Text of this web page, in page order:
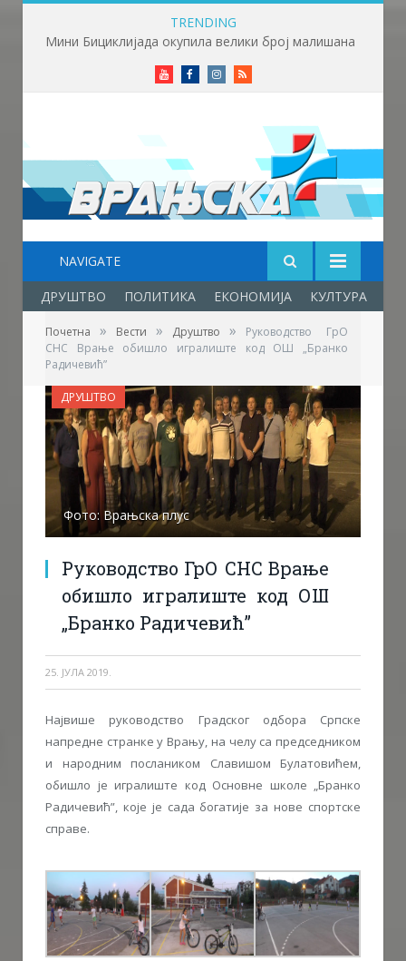
TRENDING
Мини Бициклијада окупила велики број малишана
YoutubeFacebookInstagram
RSS
NAVIGATE
ДРУШТВО ПОЛИТИКА ЕКОНОМИЈА КУЛТУРА
Почетна » Вести » Друштво »
Руководство ГрО
СНС Врање обишло игралиште код ОШ „Бранко
Радичевић”
Фото: Врањска плус
Руководство ГрО СНС Врање
обишло игралиште код ОШ
„Бранко Радичевић”
25. ЈУЛА 2019.
ДРУШТВО
Највише руководство Градског одбора Српске
напредне странке у Врању, на челу са председником
и народним послаником Славишом Булатовићем,
обишло је игралиште код Основне школе
„Бранко
Радичевић”, које је сада богатије за нове спортске
справе.